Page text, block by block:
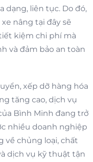
dạng, liên tục. Do đó,
nâng tại đây sẽ
kiệm chi phí mà
và đảm bảo an toàn
xếp dỡ hàng hóa
tăng cao, dịch vụ
Bình Minh đang trở
nhiều doanh nghiệp
về chủng loại, chất
dịch vụ kỹ thuật tận